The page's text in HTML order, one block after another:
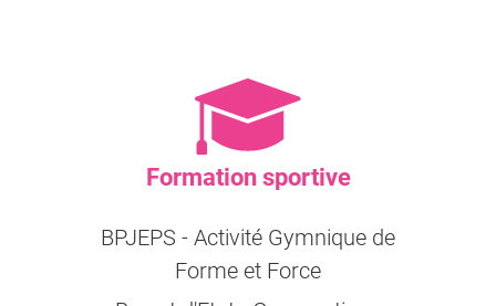
Formation sportive
BPJEPS - Activité Gymnique de
Forme et Force